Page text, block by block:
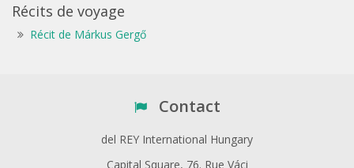
Récits de voyage
Récit de Márkus Gergő
Contact
del REY International Hungary
Capital Square, 76. Rue Váci